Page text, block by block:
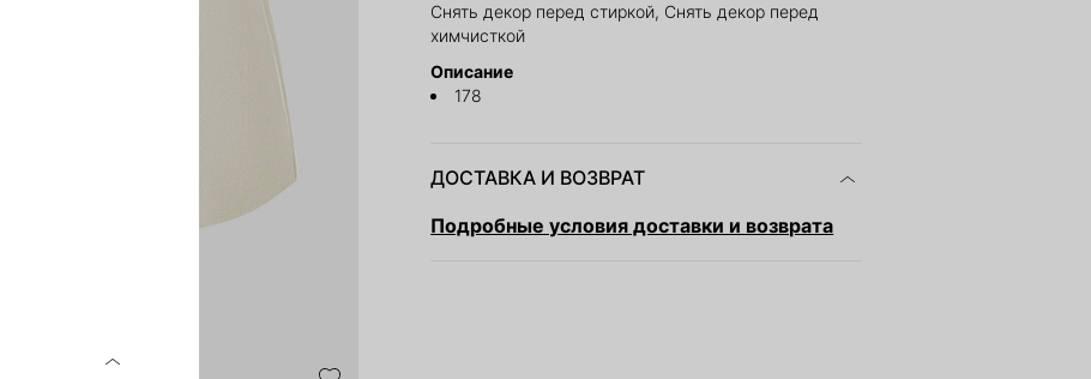
Снять декор перед стиркой, Снять декор перед
химчисткой
Описание
178
ДОСТАВКА И ВОЗВРАТ
Подробные условия доставки и возврата